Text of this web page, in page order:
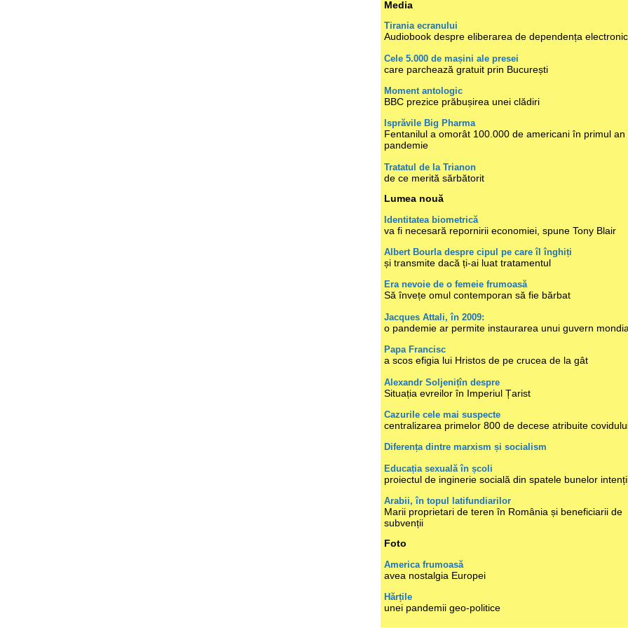
Media
Tirania ecranului
Audiobook despre eliberarea de dependența
Cele 5.000 de mașini ale presei
care parchează gratuit prin București
Moment antologic
BBC prezice prăbușirea unei clădiri
Isprăvile Big Pharma
Fentanilul a omorât 100.000 de americani în primul an
pandemie
Tratatul de la Trianon
de ce merită sărbătorit
Lumea nouă
Identitatea biometrică
va fi necesară repornirii economiei, spune Tony Blair
Albert Bourla despre cipul pe care îl înghiți
și transmite dacă ți-ai luat tratamentul
Era nevoie de o femeie frumoasă
Să învețe omul contemporan să fie bărbat
Jacques Attali, în 2009:
o pandemie ar permite instaurarea unui guvern
Papa Francisc
a scos efigia lui Hristos de pe crucea de la gât
Alexandr Soljenițîn despre
Situația evreilor în Imperiul Țarist
Cazurile cele mai suspecte
centralizarea primelor 800 de decese atribuite
Diferența dintre marxism și socialism
Educația sexuală în școli
proiectul de inginerie socială din spatele bunelor
Arabii, în topul latifundiarilor
Marii proprietari de teren în România și beneficiarii de
subvenții
Foto
America frumoasă
avea nostalgia Europei
Hărțile
unei pandemii geo-politice